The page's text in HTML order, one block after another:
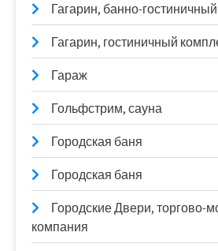
Гагарин, банно-
Гагарин, гостиничный
Гараж
Гольфстрим, сауна
Городская баня
Городская баня
Городские Двери, торгово-
компания